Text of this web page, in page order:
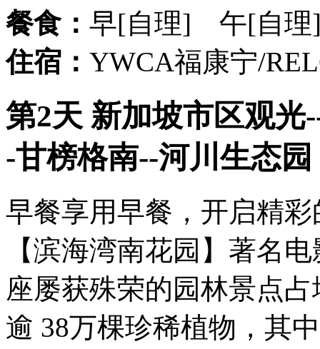
餐食： 早[自理] 午[自
住宿： YWCA福康宁/
第2天 新加坡市区观光
-甘榜格南--河川生态园
早餐享用早餐，开启精彩
【滨海湾南花园】著名
座屡获殊荣的园林景点
逾 38万棵珍稀植物，其